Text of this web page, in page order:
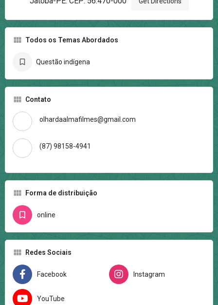
Todos os Temas Abordados
Questão indígena
Contato
olhardaalmafilmes@gmail.com
(87) 98158-4941
Forma de distribuição
online
Redes Sociais
Facebook Instagram
YouTube